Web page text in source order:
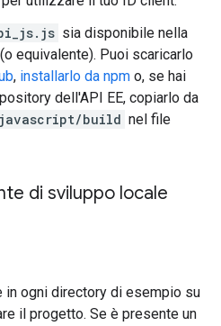
sia disponibile nella
(o equivalente). Puoi scaricarlo
, installarlo da npm o, se hai
dell'API EE, copiarlo da
build nel file
di sviluppo locale
ogni directory di esempio su
il progetto. Se è presente un